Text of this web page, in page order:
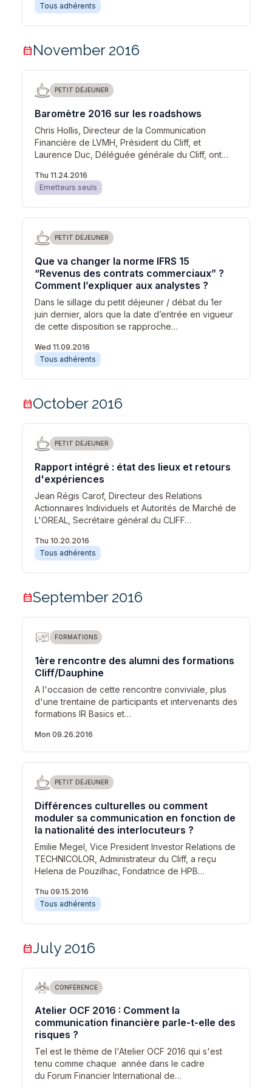
Tous adhérents
calendar_monthNovember 2016
PETIT DÉJEUNER
Baromètre 2016 sur les roadshows
Chris Hollis, Directeur de la Communication
Financière de LVMH, Président du Cliff, et
Laurence Duc, Déléguée générale du Cliff, ont…
Thu 11.24.2016
Emetteurs seuls
PETIT DÉJEUNER
Que va changer la norme IFRS 15
“Revenus des contrats commerciaux” ?
Comment l’expliquer aux analystes ?
Dans le sillage du petit déjeuner / débat du 1er
juin dernier, alors que la date d’entrée en vigueur
de cette disposition se rapproche…
Wed 11.09.2016
Tous adhérents
calendar_monthOctober 2016
PETIT DÉJEUNER
Rapport intégré : état des lieux et retours
d'expériences
Jean Régis Carof, Directeur des Relations
Actionnaires Individuels et Autorités de Marché de
L'OREAL, Secrétaire général du CLIFF…
Thu 10.20.2016
Tous adhérents
calendar_monthSeptember 2016
FORMATIONS
1ère rencontre des alumni des formations
Cliff/Dauphine
A l'occasion de cette rencontre conviviale, plus
d'une trentaine de participants et intervenants des
formations IR Basics et…
Mon 09.26.2016
PETIT DÉJEUNER
Différences culturelles ou comment
moduler sa communication en fonction de
la nationalité des interlocuteurs ?
Emilie Megel, Vice President Investor Relations de
TECHNICOLOR, Administrateur du Cliff, a reçu
Helena de Pouzilhac, Fondatrice de HPB…
Thu 09.15.2016
Tous adhérents
calendar_monthJuly 2016
CONFÉRENCE
Atelier OCF 2016 : Comment la
communication financière parle-t-elle des
risques ?
Tel est le thème de l'Atelier OCF 2016 qui s'est
tenu comme chaque année dans le cadre
du Forum Financier International de…